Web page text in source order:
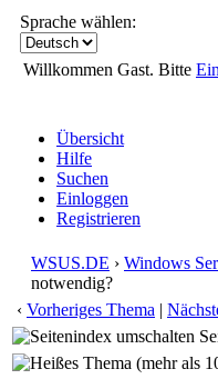
Sprache wählen:
Willkommen Gast. Bitte
Übersicht
Hilfe
Suchen
Einloggen
Registrieren
WSUS.DE › Windows
notwendig?
‹ Vorheriges Thema |